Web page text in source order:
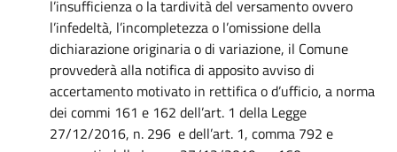
l’insufficienza o la tardività del versamento ovvero
l’infedeltà, l’incompletezza o l’omissione della
dichiarazione originaria o di variazione, il Comune
provvederà alla notifica di apposito avviso di
accertamento motivato in rettifica o d’ufficio, a norma
dei commi 161 e 162 dell’art. 1 della Legge
27/12/2016, n. 296 e dell’art. 1, comma 792 e